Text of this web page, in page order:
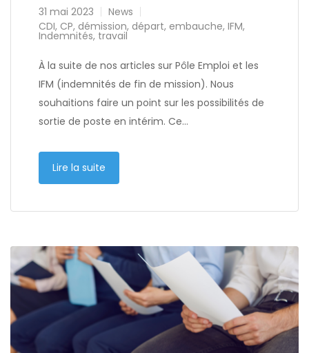
31 mai 2023
News
CDI, CP, démission, départ, embauche, IFM,
Indemnités, travail
À la suite de nos articles sur Pôle Emploi et les
IFM (indemnités de fin de mission). Nous
souhaitions faire un point sur les possibilités de
sortie de poste en intérim. Ce…
Lire la suite